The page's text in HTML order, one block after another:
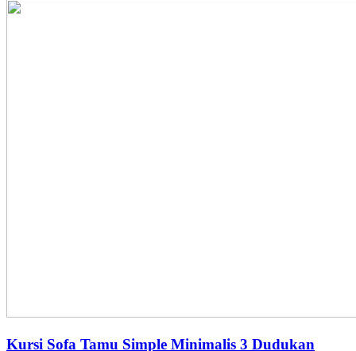
Kursi Sofa Tamu Simple Minimalis 3 Dudukan